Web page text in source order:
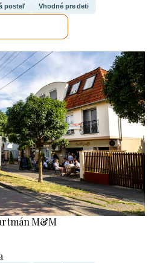
posteľ Vhodné pre deti
M&M